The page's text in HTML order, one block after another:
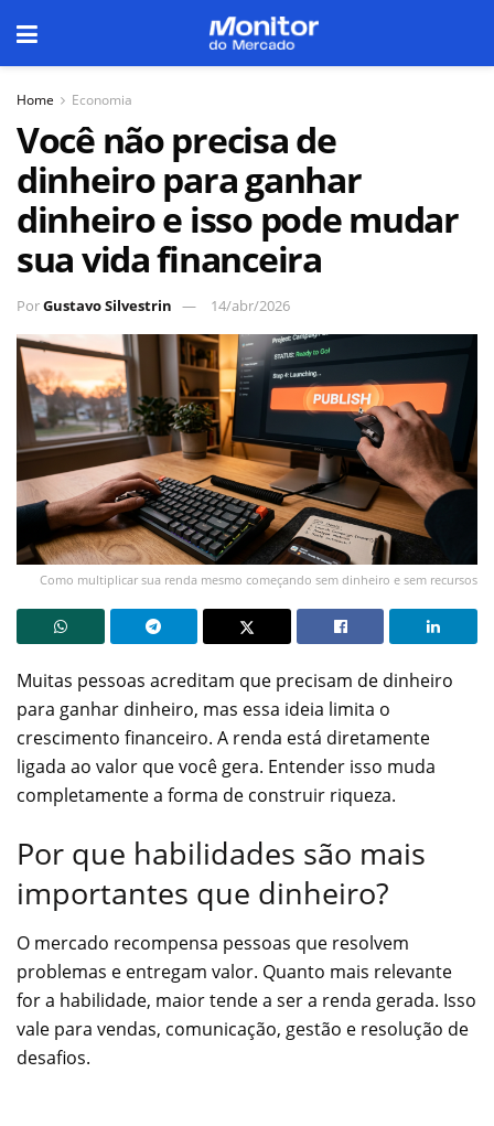
Home Economia
Você não precisa de
dinheiro para ganhar
dinheiro e isso pode mudar
sua vida financeira
PorGustavo Silvestrin 14/abr/2026
Como multiplicar sua renda mesmo começando sem dinheiro e sem recursos
Muitas pessoas acreditam que precisam de dinheiro
para ganhar dinheiro, mas essa ideia limita o
crescimento financeiro. A renda está diretamente
ligada ao valor que você gera. Entender isso muda
completamente a forma de construir riqueza.
Por que habilidades são mais
importantes que dinheiro?
O mercado recompensa pessoas que resolvem
problemas e entregam valor. Quanto mais relevante
for a habilidade, maior tende a ser a renda gerada. Isso
vale para vendas, comunicação, gestão e resolução de
desafios.